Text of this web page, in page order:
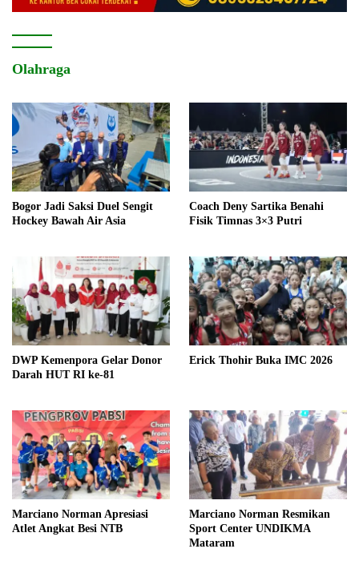
Olahraga
Bogor Jadi Saksi Duel Sengit
Hockey Bawah Air Asia
Coach Deny Sartika Benahi
Fisik Timnas 3×3 Putri
DWP Kemenpora Gelar Donor
Darah HUT RI ke-81
Erick Thohir Buka IMC 2026
Marciano Norman Apresiasi
Atlet Angkat Besi NTB
Marciano Norman Resmikan
Sport Center UNDIKMA
Mataram